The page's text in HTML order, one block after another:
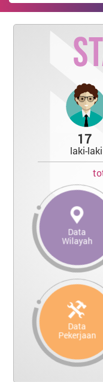
17
laki-laki
Data
Wilayah
Data
Pekerjaan